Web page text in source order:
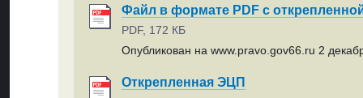
Файл в формате PDF с
PDF, 172 КБ
Опубликован на www.pravo.gov66.ru 2
Открепленная ЭЦП